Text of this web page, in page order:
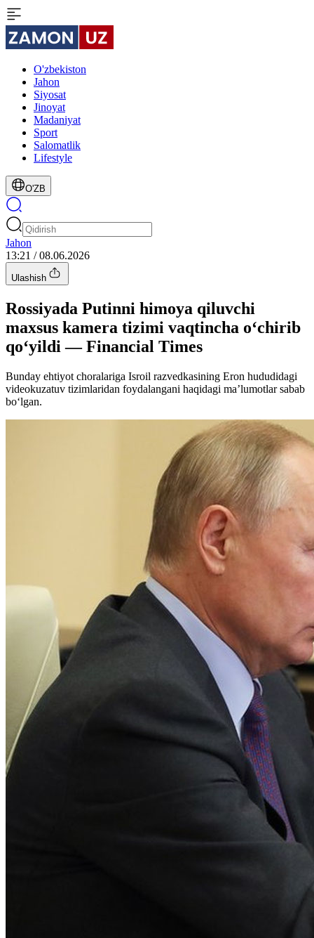
O'zbekiston
Jahon
Siyosat
Jinoyat
Madaniyat
Sport
Salomatlik
Lifestyle
O'ZB
Jahon
13:21 / 08.06.2026
Ulashish
Rossiyada Putinni himoya qiluvchi
maxsus kamera tizimi vaqtincha o‘chirib
qo‘yildi — Financial Times
Bunday ehtiyot choralariga Isroil razvedkasining Eron hududidagi
videokuzatuv tizimlaridan foydalangani haqidagi ma’lumotlar sabab
bo‘lgan.